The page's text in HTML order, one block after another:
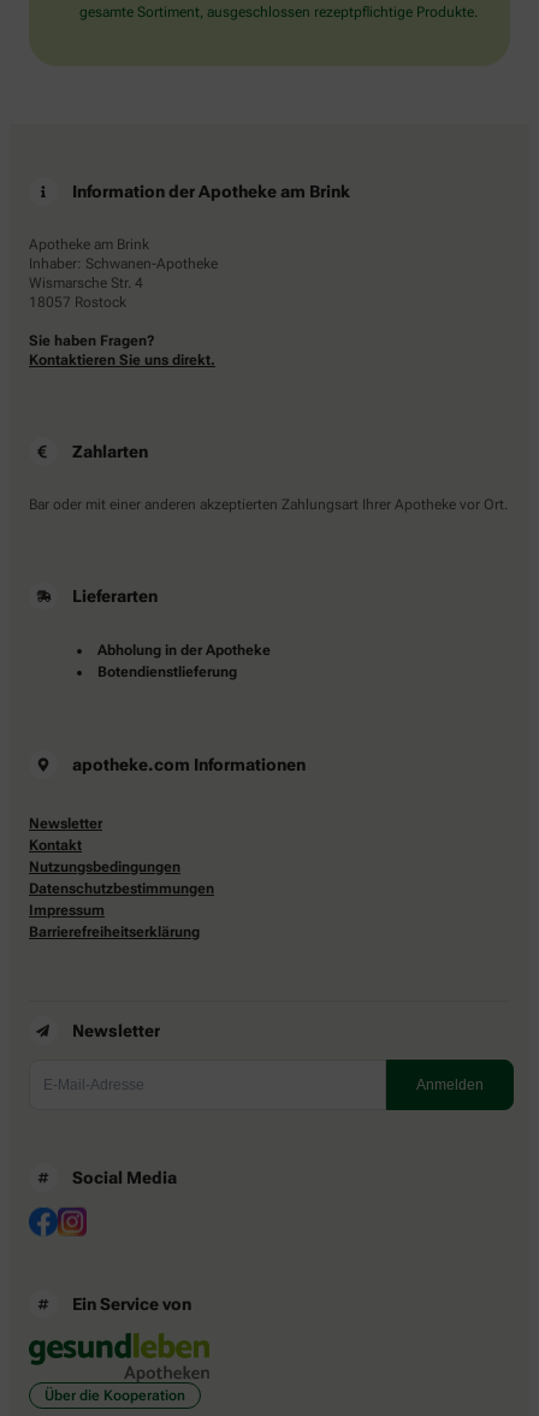
gesamte Sortiment, ausgeschlossen rezeptpflichtige Produkte.
Information der Apotheke am Brink
Apotheke am Brink
Inhaber: Schwanen-Apotheke
Wismarsche Str. 4
18057 Rostock
Sie haben Fragen?
Kontaktieren Sie uns direkt.
Zahlarten
Bar oder mit einer anderen akzeptierten Zahlungsart Ihrer Apotheke vor Ort.
Lieferarten
Abholung in der Apotheke
Botendienstlieferung
apotheke.com Informationen
Newsletter
Kontakt
Nutzungsbedingungen
Datenschutzbestimmungen
Impressum
Barrierefreiheitserklärung
Newsletter
Social Media
Ein Service von
Über die Kooperation